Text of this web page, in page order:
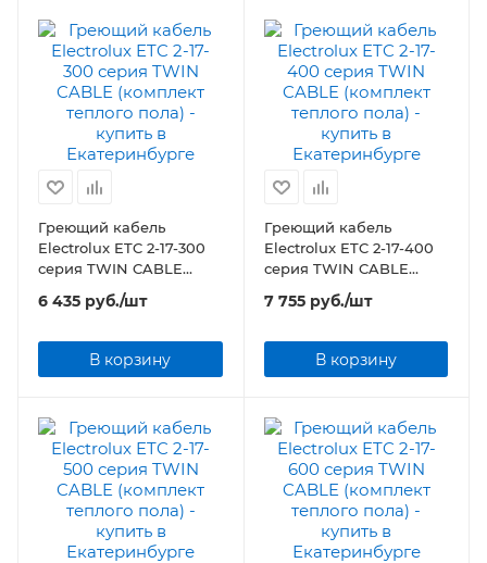
Греющий кабель
Electrolux ETC 2-17-300
серия TWIN CABLE
(комплект теплого пола)
6 435 руб./шт
В корзину
Греющий кабель
Electrolux ETC 2-17-400
серия TWIN CABLE
(комплект теплого пола)
7 755руб./шт
В корзину